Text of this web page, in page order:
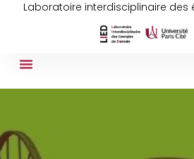
Laboratoire interdisciplinaire des